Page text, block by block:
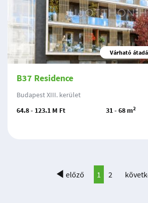
Várható
B37 Residence
Budapest XIII. kerület
64.8 - 123.1 M Ft
31 - 68 m2
előző 1 2